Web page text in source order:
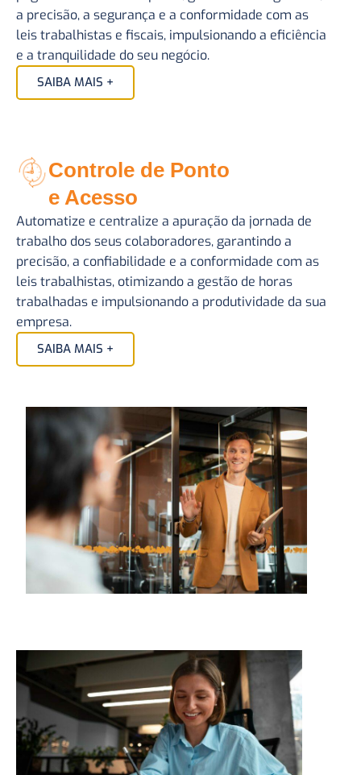
a precisão, a segurança e a conformidade com as
leis trabalhistas e fiscais, impulsionando a eficiência
e a tranquilidade do seu negócio.
SAIBA MAIS +
Controle de Ponto
e Acesso
Automatize e centralize a apuração da jornada de
trabalho dos seus colaboradores, garantindo a
precisão, a confiabilidade e a conformidade com as
leis trabalhistas, otimizando a gestão de horas
trabalhadas e impulsionando a produtividade da sua
empresa.
SAIBA MAIS +